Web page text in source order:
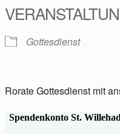
Gottesdienst
Rorate Gottesdienst mit
Spendenkonto St.